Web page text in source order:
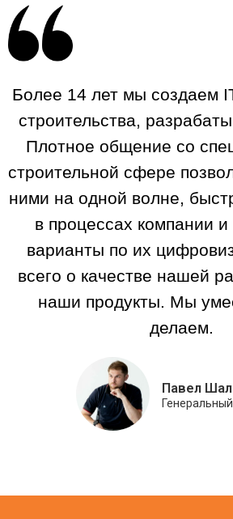
Более 14 лет мы создаем
строительства,
Плотное общение со
строительной сфере
ними на одной волне,
в процессах компании
варианты по их
всего о качестве нашей
наши продукты. Мы
делаем.
Павел